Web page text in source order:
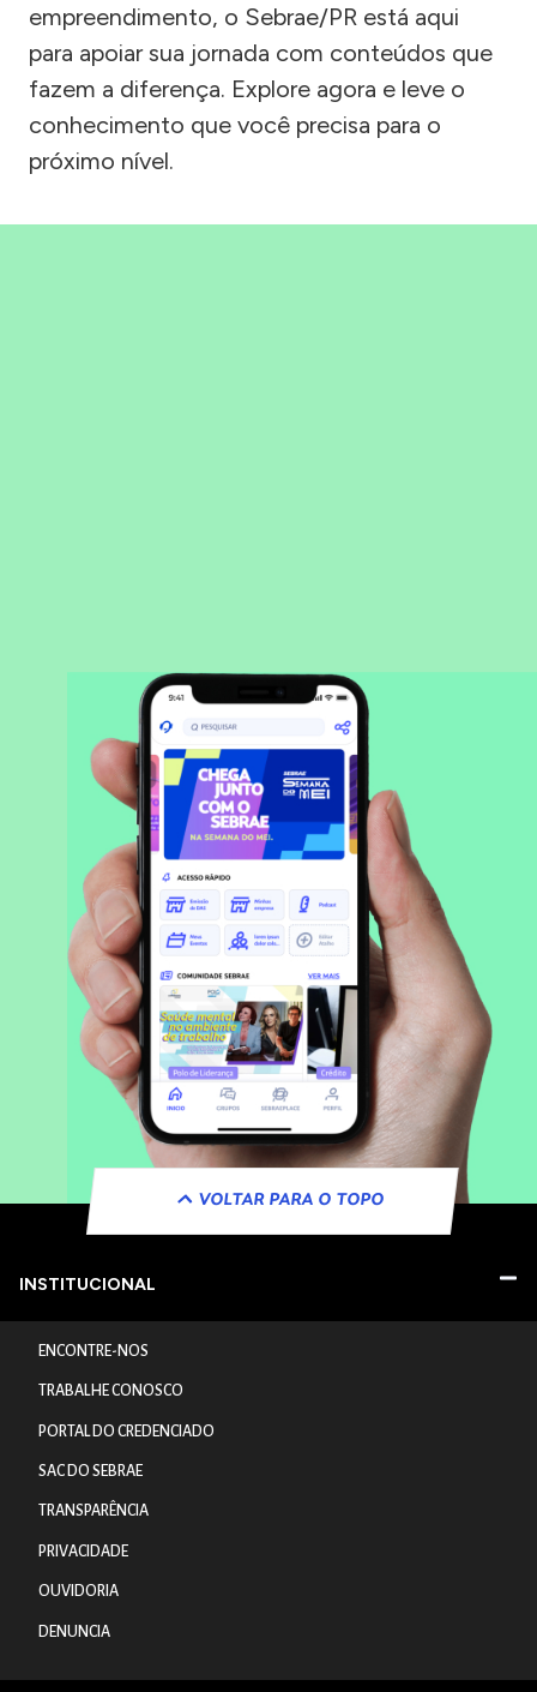
empreendimento, o Sebrae/PR está aqui
para apoiar sua jornada com conteúdos que
fazem a diferença. Explore agora e leve o
conhecimento que você precisa para o
próximo nível.
VOLTAR PARA O TOPO
INSTITUCIONAL
ENCONTRE-NOS
TRABALHE CONOSCO
PORTAL DO CREDENCIADO
SAC DO SEBRAE
TRANSPARÊNCIA
PRIVACIDADE
OUVIDORIA
DENUNCIA